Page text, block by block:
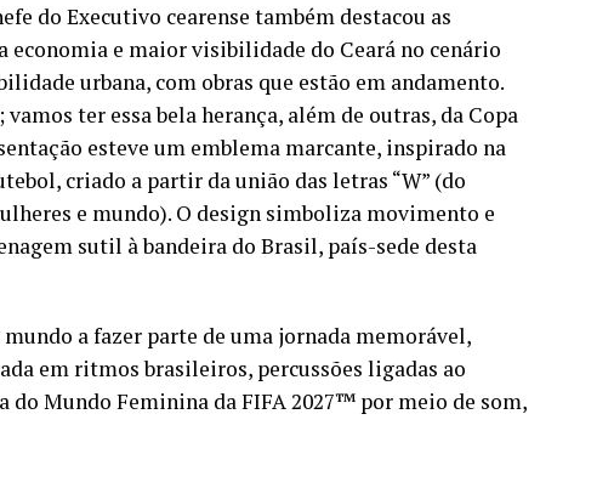
do Executivo cearense também destacou as
economia e maior visibilidade do Ceará no cenário
urbana, com obras que estão em andamento.
ter essa bela herança, além de outras, da Copa
esteve um emblema marcante, inspirado na
criado a partir da união das letras “W” (do
e mundo). O design simboliza movimento e
sutil à bandeira do Brasil, país-sede desta
a fazer parte de uma jornada memorável,
em ritmos brasileiros, percussões ligadas ao
do Mundo Feminina da FIFA 2027™️ por meio de som,